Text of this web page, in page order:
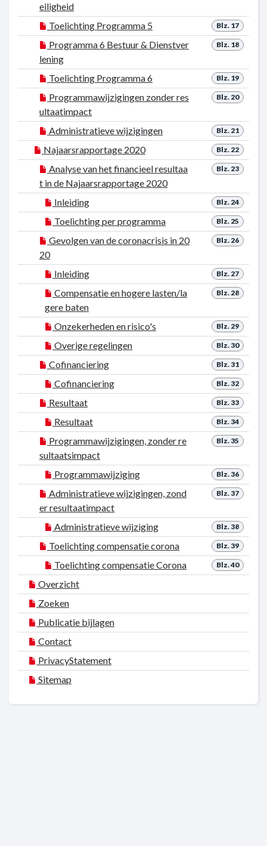
eiligheid
Blz. 17
Toelichting Programma 5
Blz. 18
Programma 6 Bestuur & Dienstver
lening
Blz. 19
Toelichting Programma 6
Blz. 20
Programmawijzigingen zonder res
ultaatimpact
Blz. 21
Administratieve wijzigingen
Blz. 22
Najaarsrapportage 2020
Blz. 23
Analyse van het financieel resultaa
t in de Najaarsrapportage 2020
Blz. 24
Inleiding
Blz. 25
Toelichting per programma
Blz. 26
Gevolgen van de coronacrisis in 20
20
Blz. 27
Inleiding
Blz. 28
Compensatie en hogere lasten/la
gere baten
Blz. 29
Onzekerheden en risico's
Blz. 30
Overige regelingen
Blz. 31
Cofinanciering
Blz. 32
Cofinanciering
Blz. 33
Resultaat
Blz. 34
Resultaat
Blz. 35
Programmawijzigingen, zonder re
sultaatsimpact
Blz. 36
Programmawijziging
Blz. 37
Administratieve wijzigingen, zond
er resultaatimpact
Blz. 38
Administratieve wijziging
Blz. 39
Toelichting compensatie corona
Blz. 40
Toelichting compensatie Corona
Overzicht
Zoeken
Publicatie bijlagen
Contact
PrivacyStatement
Sitemap